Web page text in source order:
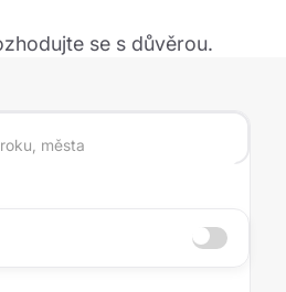
se s důvěrou.